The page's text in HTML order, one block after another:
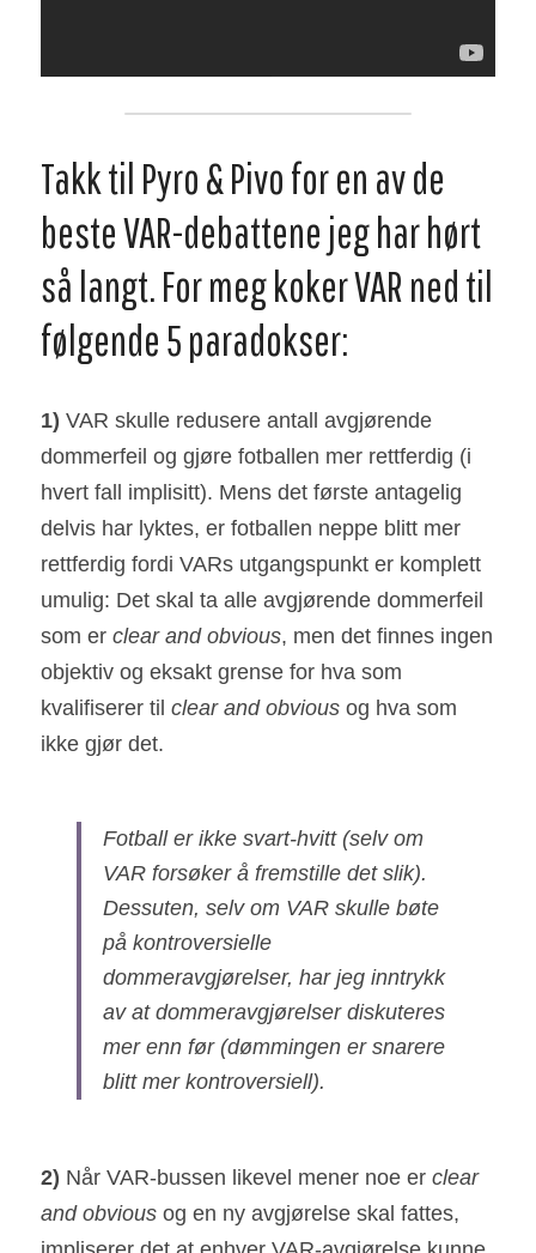
Takk til Pyro & Pivo for en av de
beste VAR-debattene jeg har hørt
så langt. For meg koker VAR ned til
følgende 5 paradokser:
1) VAR skulle redusere antall avgjørende
dommerfeil og gjøre fotballen mer rettferdig (i
hvert fall implisitt). Mens det første antagelig
delvis har lyktes, er fotballen neppe blitt mer
rettferdig fordi VARs utgangspunkt er komplett
umulig: Det skal ta alle avgjørende dommerfeil
som er clear and obvious, men det finnes ingen
objektiv og eksakt grense for hva som
kvalifiserer til clear and obvious og hva som
ikke gjør det.
Fotball er ikke svart-hvitt (selv om
VAR forsøker å fremstille det slik).
Dessuten, selv om VAR skulle bøte
på kontroversielle
dommeravgjørelser, har jeg inntrykk
av at dommeravgjørelser diskuteres
mer enn før (dømmingen er snarere
blitt mer kontroversiell).
2) Når VAR-bussen likevel mener noe er clear
and obvious og en ny avgjørelse skal fattes,